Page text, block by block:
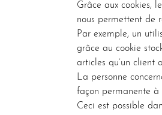
Grâce aux cookies,
nous permettent de
Par exemple, un
grâce au cookie
articles qu’un client
La personne
façon permanente à
Ceci est possible